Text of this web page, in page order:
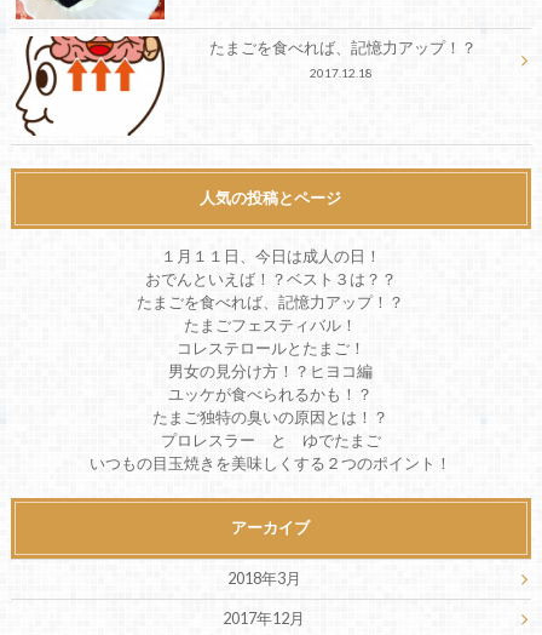
たまごを食べれば、記憶力アップ！？
2017.12.18
人気の投稿とページ
１月１１日、今日は成人の日！
おでんといえば！？ベスト３は？？
たまごを食べれば、記憶力アップ！？
たまごフェスティバル！
コレステロールとたまご！
男女の見分け方！？ヒヨコ編
ユッケが食べられるかも！？
たまご独特の臭いの原因とは！？
プロレスラー と ゆでたまご
いつもの目玉焼きを美味しくする２つのポイント！
アーカイブ
2018年3月
2017年12月